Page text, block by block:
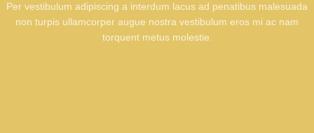
Per vestibulum adipiscing a interdum lacus ad penatibus malesuada
non turpis ullamcorper augue nostra vestibulum eros mi ac nam
torquent metus molestie.